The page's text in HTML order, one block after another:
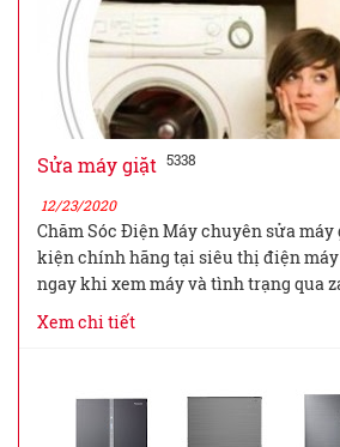
Sửa máy giặt 5338
12/23/2020
Chăm Sóc Điện Máy chuyên sửa
kiện chính hãng tại siêu thị điện máy
ngay khi xem máy và tình trạng qua
Xem chi tiết